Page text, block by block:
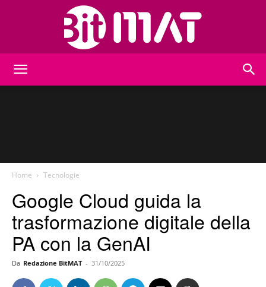
Home Tecnologie
Google Cloud guida la
trasformazione digitale della
PA con la GenAI
Da Redazione BitMAT - 31/10/2025